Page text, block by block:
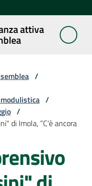
attiva
/
/
/
di Imola, “C'è ancora